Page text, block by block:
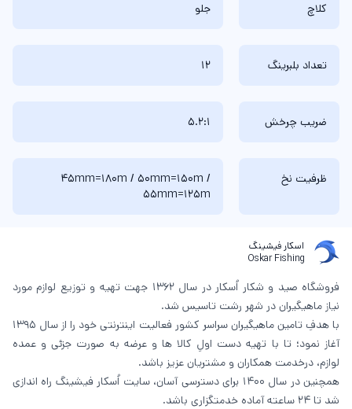
کلاچ جلو
تعداد بلبرینگ 12
ضریب چرخش 5.2:1
ظرفیت نخ
45mm=180m / 50mm=150m /
55mm=125m
اسکار فیشینگ
Oskar Fishing
فروشگاه صید و شکار اُسکار در سال 1362 جهت تهیه و توزیع لوازم مورد
نیاز ماهیگیران در شهر رشت تاسیس شد.
با هدفِ تامین ماهیگیران سراسر کشور فعالیت اینترنتی خود را از سال 1395
آغاز نمود؛ تا با تهیه دست اولِ کالا ها و عرضه به صورت جزئی و عمده
لوازم، درخدمت همکاران و مشتریان عزیز باشد.
همچنین در سال 1400 برای دسترسی آسان، سایت اُسکار فیشینگ راه اندازی
شد تا 24 ساعته آماده خدمتگزاری باشد.